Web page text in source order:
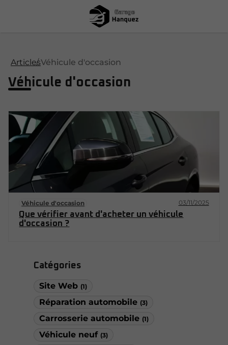
Catégories
Site Web (1)
Réparation automobile (3)
Carrosserie automobile (1)
Véhicule neuf (3)
ArticlesVéhicule d'occasion
Véhicule d'occasion
Véhicule d'occasion 03/11/2025
Que vérifier avant d'acheter un véhicule
d'occasion ?